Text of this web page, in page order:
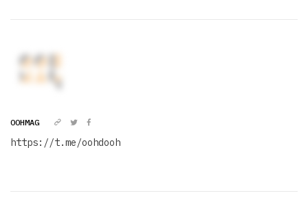
OOHMAG
https://t.me/oohdooh